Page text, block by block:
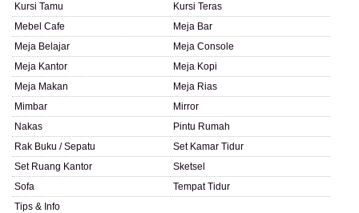
Kursi Tamu
Kursi Teras
Mebel Cafe
Meja Bar
Meja Belajar
Meja Console
Meja Kantor
Meja Kopi
Meja Makan
Meja Rias
Mimbar
Mirror
Nakas
Pintu Rumah
Rak Buku / Sepatu
Set Kamar Tidur
Set Ruang Kantor
Sketsel
Sofa
Tempat Tidur
Tips & Info